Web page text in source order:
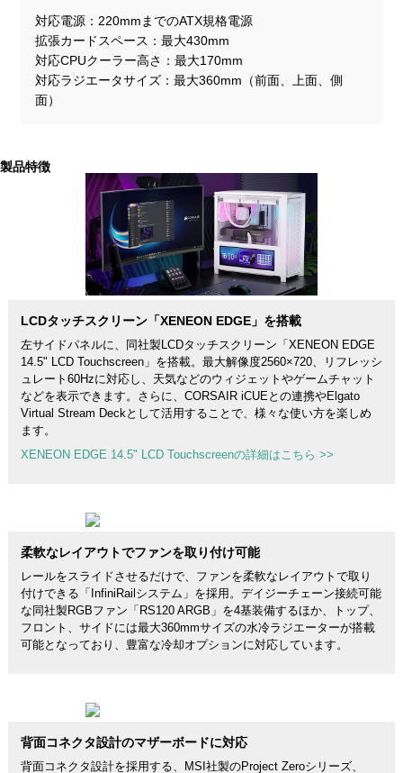
対応電源
220mmまでのATX規格電源
拡張カードスペース
最大430mm
対応CPUクーラー高さ
最大170mm
対応ラジエータサイズ
最大360mm（前面、上面、側
面）
製品特徴
LCDタッチスクリーン「XENEON EDGE」を搭載
左サイドパネルに、同社製LCDタッチスクリーン「XENEON EDGE
14.5" LCD Touchscreen」を搭載。最大解像度2560×720、リフレッシ
ュレート60Hzに対応し、天気などのウィジェットやゲームチャット
などを表示できます。さらに、CORSAIR iCUEとの連携やElgato
Virtual Stream Deckとして活用することで、様々な使い方を楽しめ
ます。
XENEON EDGE 14.5" LCD Touchscreenの詳細はこちら >>
柔軟なレイアウトでファンを取り付け可能
レールをスライドさせるだけで、ファンを柔軟なレイアウトで取り
付けできる「InfiniRailシステム」を採用。デイジーチェーン接続可能
な同社製RGBファン「RS120 ARGB」を4基装備するほか、トップ、
フロント、サイドには最大360mmサイズの水冷ラジエーターが搭載
可能となっており、豊富な冷却オプションに対応しています。
背面コネクタ設計のマザーボードに対応
背面コネクタ設計を採用する、MSI社製のProject Zeroシリーズ、